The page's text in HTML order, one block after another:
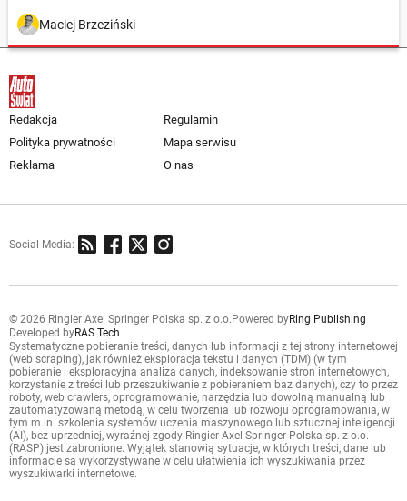
Maciej Brzeziński
Redakcja
Regulamin
Polityka prywatności
Mapa serwisu
Reklama
O nas
Social Media:
© 2026 Ringier Axel Springer Polska sp. z o.o. Powered byRing Publishing
Developed byRAS Tech
Systematyczne pobieranie treści, danych lub informacji z tej strony internetowej
(web scraping), jak również eksploracja tekstu i danych (TDM) (w tym
pobieranie i eksploracyjna analiza danych, indeksowanie stron internetowych,
korzystanie z treści lub przeszukiwanie z pobieraniem baz danych), czy to przez
roboty, web crawlers, oprogramowanie, narzędzia lub dowolną manualną lub
zautomatyzowaną metodą, w celu tworzenia lub rozwoju oprogramowania, w
tym m.in. szkolenia systemów uczenia maszynowego lub sztucznej inteligencji
(AI), bez uprzedniej, wyraźnej zgody Ringier Axel Springer Polska sp. z o.o.
(RASP) jest zabronione. Wyjątek stanowią sytuacje, w których treści, dane lub
informacje są wykorzystywane w celu ułatwienia ich wyszukiwania przez
wyszukiwarki internetowe.